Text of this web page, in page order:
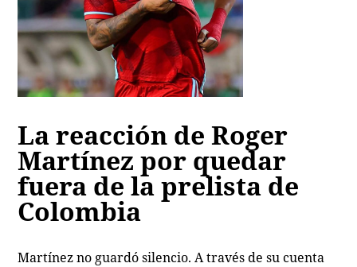
La reacción de Roger
Martínez por quedar
fuera de la prelista de
Colombia
Martínez no guardó silencio. A través de su cuenta